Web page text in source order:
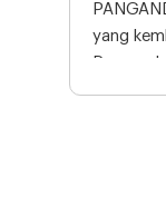
yang